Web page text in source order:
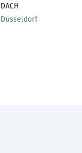
DACH
Düsseldorf